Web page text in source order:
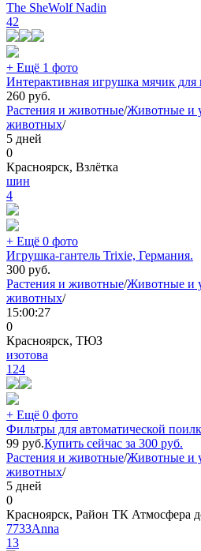
The SheWolf Nadin
42
+ Ещё 1 фото
Интерактивная игрушка мячик для
260 руб.
Растения и животные/Животные и
животных/
5 дней
0
Красноярск, Взлётка
шин
4
+ Ещё 0 фото
Игрушка-гантель Trixie, Германия.
300 руб.
Растения и животные/Животные и
животных/
15:00:27
0
Красноярск, ТЮЗ
изотова
124
+ Ещё 0 фото
Фильтры для автоматической
99 руб.Купить сейчас за 300 руб.
Растения и животные/Животные и
животных/
5 дней
0
Красноярск, Район ТК Атмосфера
7733Anna
13